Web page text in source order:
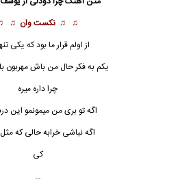
♫ ♫ نکست وان ♫
از اولم قرار ما بود که یکی
یکم به فکر حال من باش مهربون
چرا داره میره
اگه تو بری من میمونمو این
اگه نباشی خرابه حالی که
کی
…